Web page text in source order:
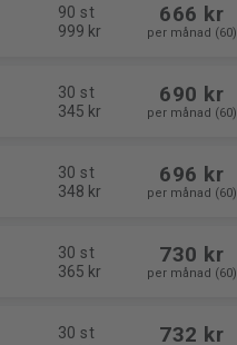
90 st
999 kr
666 kr
per månad (60)
30 st
345 kr
690 kr
per månad (60)
30 st
348 kr
696 kr
per månad (60)
30 st
365 kr
730 kr
per månad (60)
30 st
732 kr